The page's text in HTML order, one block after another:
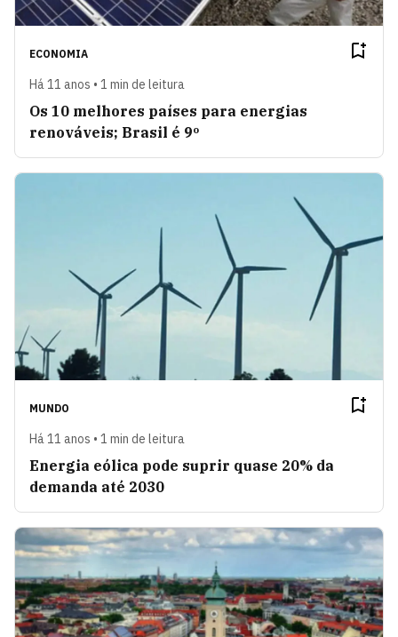
ECONOMIA
Há 11 anos • 1 min de leitura
Os 10 melhores países para energias
renováveis; Brasil é 9º
MUNDO
Há 11 anos • 1 min de leitura
Energia eólica pode suprir quase 20% da
demanda até 2030